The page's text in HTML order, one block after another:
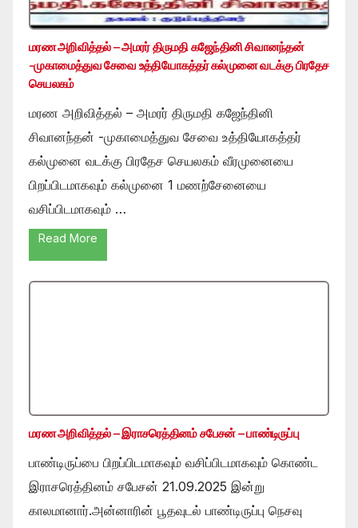
மரண அறிவித்தல் – அமரர் திருமதி கஜேந்தினி சிவானந்தன்
-முகாமைத்துவ சேவை உத்தியோகத்தர் கல்முனை வடக்கு பிரதேச
செயலகம்
மரண அறிவித்தல் – அமரர் திருமதி கஜேந்தினி
சிவானந்தன் -முகாமைத்துவ சேவை உத்தியோகத்தர்
கல்முனை வடக்கு பிரதேச செயலகம் வீரமுனையை
பிறப்பிடமாகவும் கல்முனை 1 மணற்சேனையை
வசிப்பிடமாகவும் …
Read More
மரண அறிவித்தல் – இராசரெத்தினம் சபேசன் – பாண்டிருப்பு
பாண்டிருப்பை பிறப்பிடமாகவும் வசிப்பிடமாகவும் கொண்ட
இராசரெத்தினம் சபேசன் 21.09.2025 இன்று
காலமானார்.அன்னாரின் பூதவுடல் பாண்டிருப்பு நெசவு